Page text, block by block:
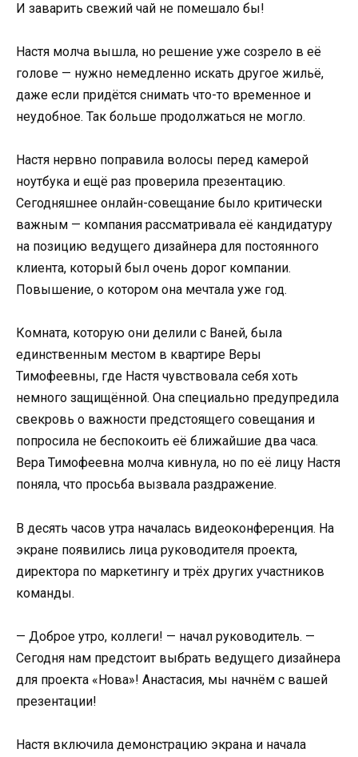
И заварить свежий чай не помешало бы!
Настя молча вышла, но решение уже созрело в её
голове — нужно немедленно искать другое жильё,
даже если придётся снимать что-то временное и
неудобное. Так больше продолжаться не могло.
Настя нервно поправила волосы перед камерой
ноутбука и ещё раз проверила презентацию.
Сегодняшнее онлайн-совещание было критически
важным — компания рассматривала её кандидатуру
на позицию ведущего дизайнера для постоянного
клиента, который был очень дорог компании.
Повышение, о котором она мечтала уже год.
Комната, которую они делили с Ваней, была
единственным местом в квартире Веры
Тимофеевны, где Настя чувствовала себя хоть
немного защищённой. Она специально предупредила
свекровь о важности предстоящего совещания и
попросила не беспокоить её ближайшие два часа.
Вера Тимофеевна молча кивнула, но по её лицу Настя
поняла, что просьба вызвала раздражение.
В десять часов утра началась видеоконференция. На
экране появились лица руководителя проекта,
директора по маркетингу и трёх других участников
команды.
— Доброе утро, коллеги! — начал руководитель. —
Сегодня нам предстоит выбрать ведущего дизайнера
для проекта «Нова»! Анастасия, мы начнём с вашей
презентации!
Настя включила демонстрацию экрана и начала